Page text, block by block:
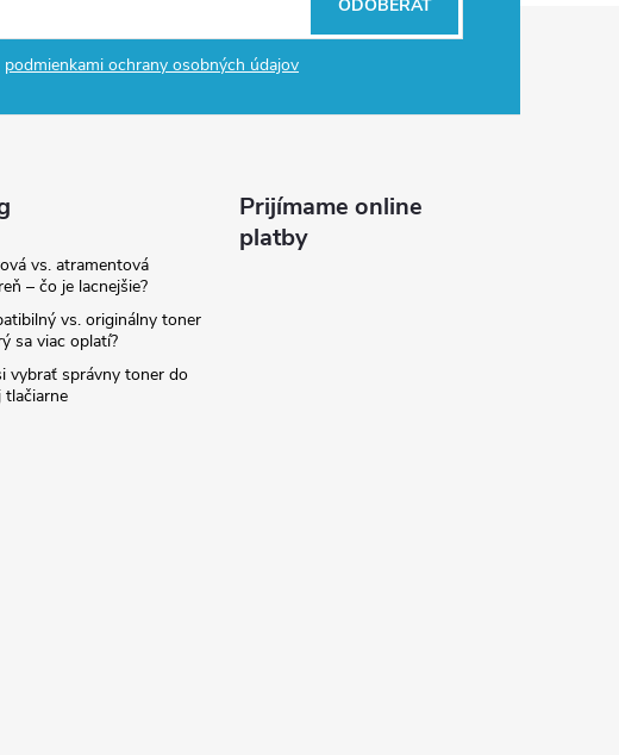
podmienkami ochrany osobných údajov
ODOBERAŤ
vs. atramentová
– čo je lacnejšie?
vs. originálny toner
sa viac oplatí?
vybrať správny toner do
tlačiarne
Prijímame online
platby